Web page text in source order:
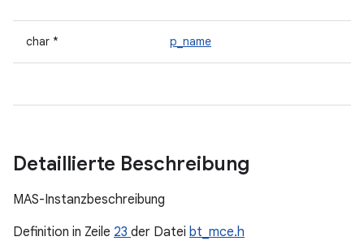
char * p_name
Detaillierte Beschreibung
MAS-Instanzbeschreibung
Definition in Zeile 23 der Datei bt_mce.h